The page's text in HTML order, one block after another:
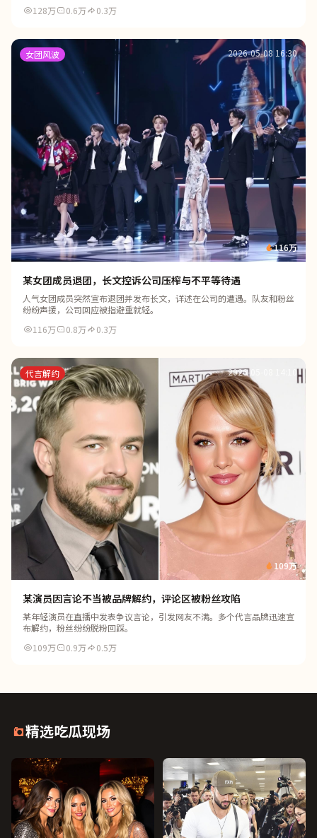
128万
0.6万 0.3万
女团风波 2026-05-08 16:30
116万
某女团成员退团，长文控诉公司压榨与不平等待遇
人气女团成员突然宣布退团并发布长文，详述在公司的遭遇。队友和粉丝
纷纷声援，公司回应被指避重就轻。
116万
0.8万 0.3万
代言解约 2026-05-08 14:10
109万
某演员因言论不当被品牌解约，评论区被粉丝攻陷
某年轻演员在直播中发表争议言论，引发网友不满。多个代言品牌迅速宣
布解约，粉丝纷纷脱粉回踩。
109万
0.9万 0.5万
精选吃瓜现场